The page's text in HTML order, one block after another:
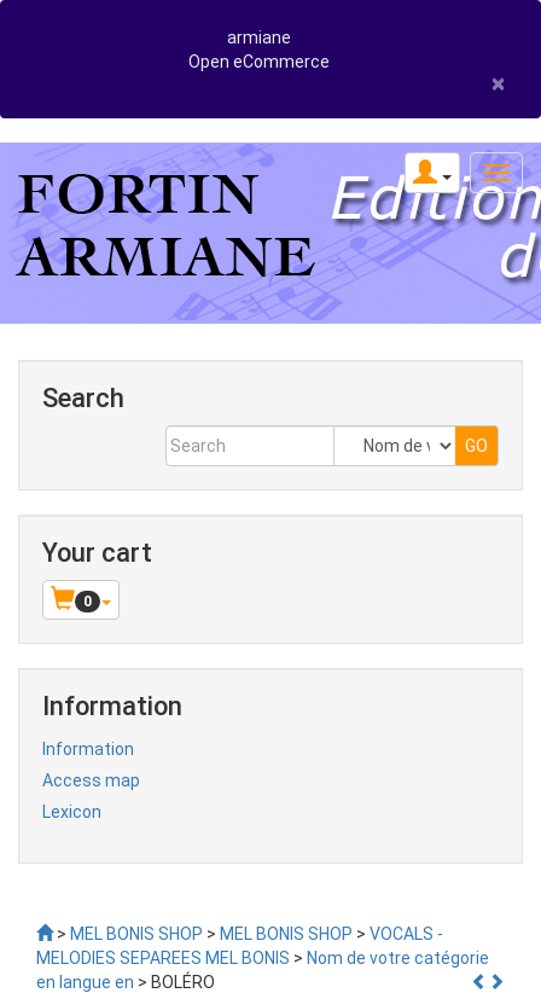
armiane
Open eCommerce
×
Search
Your cart
0
Information
Information
Access map
Lexicon
> MEL BONIS SHOP > MEL BONIS SHOP > VOCALS -
MELODIES SEPAREES MEL BONIS > Nom de votre catégorie
en langue en > BOLÉRO